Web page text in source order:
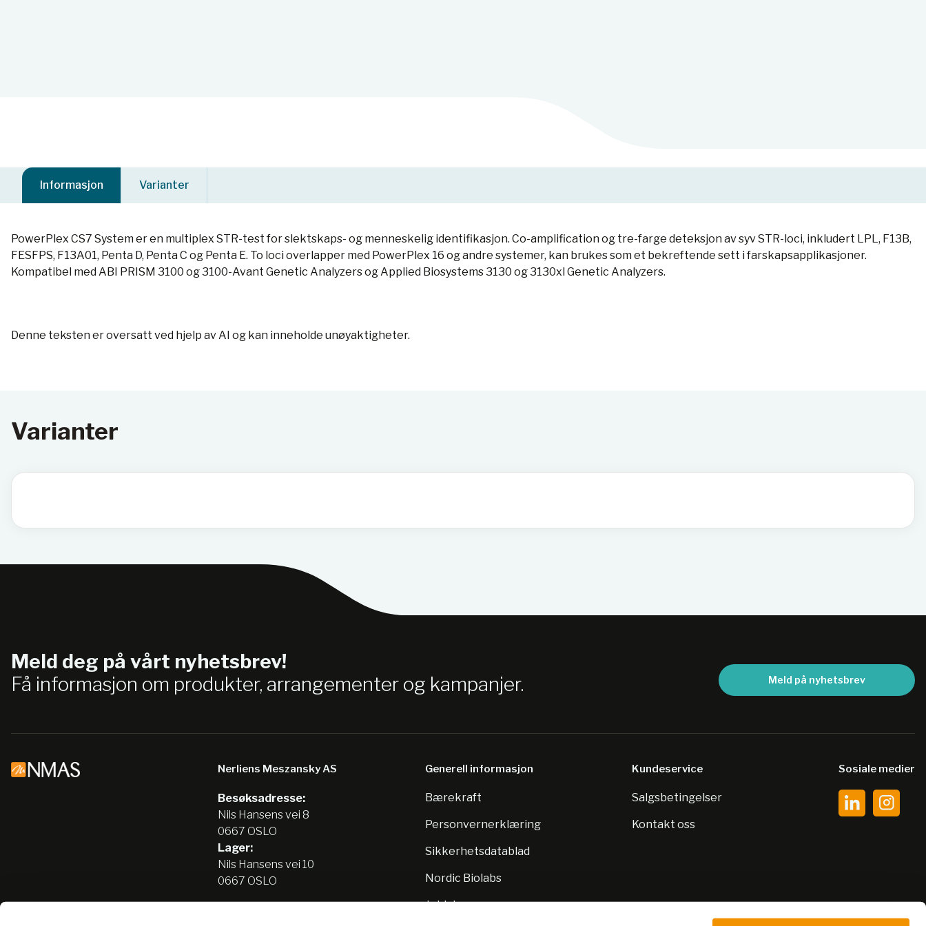
Informasjon Varianter
PowerPlex CS7 System er en multiplex STR-test for slektskaps- og menneskelig identifikasjon. Co-amplification og tre-farge deteksjon av syv STR-loci, inkludert LPL, F13B,
FESFPS, F13A01, Penta D, Penta C og Penta E. To loci overlapper med PowerPlex 16 og andre systemer, kan brukes som et bekreftende sett i farskapsapplikasjoner.
Kompatibel med ABI PRISM 3100 og 3100-Avant Genetic Analyzers og Applied Biosystems 3130 og 3130xl Genetic Analyzers.
Denne teksten er oversatt ved hjelp av AI og kan inneholde unøyaktigheter.
Varianter
Meld deg på vårt nyhetsbrev!
Få informasjon om produkter, arrangementer og kampanjer.
Meld på nyhetsbrev
Nerliens Meszansky AS
Besøksadresse:
Nils Hansens vei 8
0667 OSLO
Lager:
Nils Hansens vei 10
0667 OSLO
Generell informasjon
Bærekraft
Personvernerklæring
Sikkerhetsdatablad
Nordic Biolabs
Jobb hos oss
Kundeservice
Salgsbetingelser
Kontakt oss
Sosiale medier